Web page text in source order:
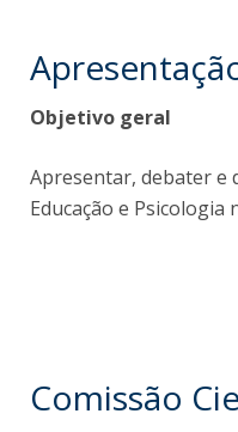
Objetivo geral
Apresentar, debater e
Educação e Psicologia
Comissão